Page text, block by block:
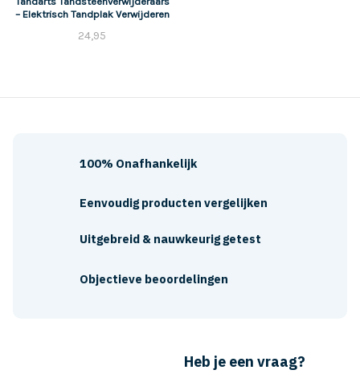
– Elektrisch Tandplak Verwijderen
24,95
Heb je een vraag?
100% Onafhankelijk
Eenvoudig producten vergelijken
Uitgebreid & nauwkeurig getest
Objectieve beoordelingen